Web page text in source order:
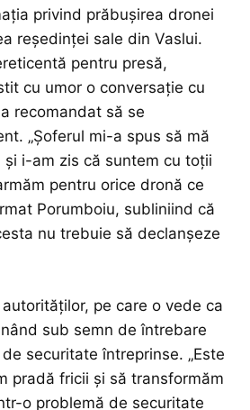
privind prăbușirea dronei
reședinței sale din Vaslui.
pentru presă,
cu umor o conversație cu
recomandat să se
„Șoferul mi-a spus să mă
și i-am zis că suntem cu toții
pentru orice dronă ce
Porumboiu, subliniind că
nu trebuie să declanșeze
pe care o vede ca
sub semn de întrebare
securitate întreprinse. „Este
pradă fricii și să transformăm
o problemă de securitate